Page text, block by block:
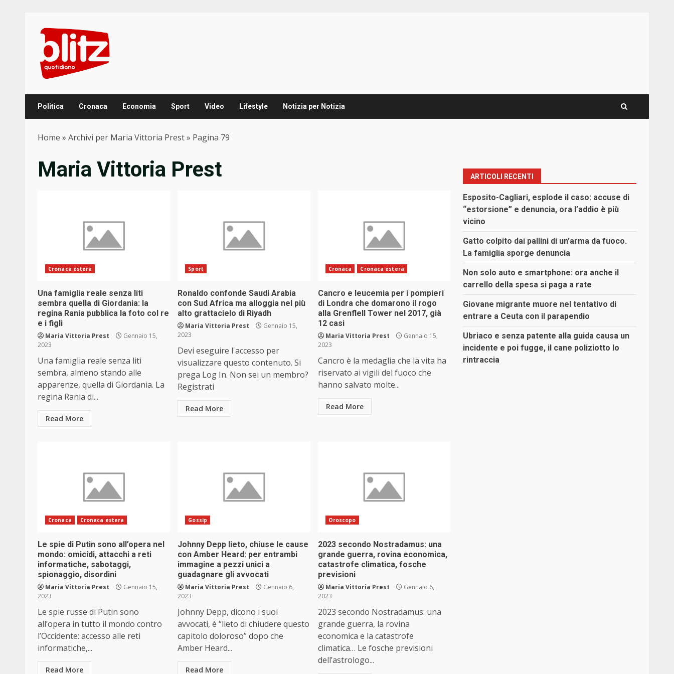
content
Politica Cronaca Economia Sport Video Lifestyle Notizia per Notizia
Home » Archivi per Maria Vittoria Prest» Pagina 79
Maria Vittoria Prest
Cronaca estera
Una famiglia reale senza liti
sembra quella di Giordania: la
regina Rania pubblica la foto col re
e i figli
Maria Vittoria Prest
Gennaio 15,
2023
Una famiglia reale senza liti
sembra, almeno stando alle
apparenze, quella di Giordania. La
regina Rania di...
Read More
Sport
Ronaldo confonde Saudi Arabia
con Sud Africa ma alloggia nel più
alto grattacielo di Riyadh
Maria Vittoria Prest
Gennaio 15,
2023
Devi eseguire l'accesso per
visualizzare questo contenuto. Si
prega Log In. Non sei un membro?
Registrati
Read More
Cronaca Cronaca estera
Cancro e leucemia per i pompieri
di Londra che domarono il rogo
alla Grenflell Tower nel 2017, già
12 casi
Maria Vittoria Prest
Gennaio 15,
2023
Cancro è la medaglia che la vita ha
riservato ai vigili del fuoco che
hanno salvato molte...
Read More
Cronaca Cronaca estera
Le spie di Putin sono all’opera nel
mondo: omicidi, attacchi a reti
informatiche, sabotaggi,
spionaggio, disordini
Maria Vittoria Prest
Gennaio 15,
2023
Le spie russe di Putin sono
all’opera in tutto il mondo contro
l’Occidente: accesso alle reti
informatiche,...
Read More
Gossip
Johnny Depp lieto, chiuse le cause
con Amber Heard: per entrambi
immagine a pezzi unici a
guadagnare gli avvocati
Maria Vittoria Prest
Gennaio 6,
2023
Johnny Depp, dicono i suoi
avvocati, è “lieto di chiudere questo
capitolo doloroso” dopo che
Amber Heard...
Read More
Oroscopo
2023 secondo Nostradamus: una
grande guerra, rovina economica,
catastrofe climatica, fosche
previsioni
Maria Vittoria Prest
Gennaio 6,
2023
2023 secondo Nostradamus: una
grande guerra, la rovina
economica e la catastrofe
climatica… Le fosche previsioni
dell’astrologo...
ARTICOLI RECENTI
Esposito-Cagliari, esplode il caso: accuse di
“estorsione” e denuncia, ora l’addio è più
vicino
Gatto colpito dai pallini di un’arma da fuoco.
La famiglia sporge denuncia
Non solo auto e smartphone: ora anche il
carrello della spesa si paga a rate
Giovane migrante muore nel tentativo di
entrare a Ceuta con il parapendio
Ubriaco e senza patente alla guida causa un
incidente e poi fugge, il cane poliziotto lo
rintraccia